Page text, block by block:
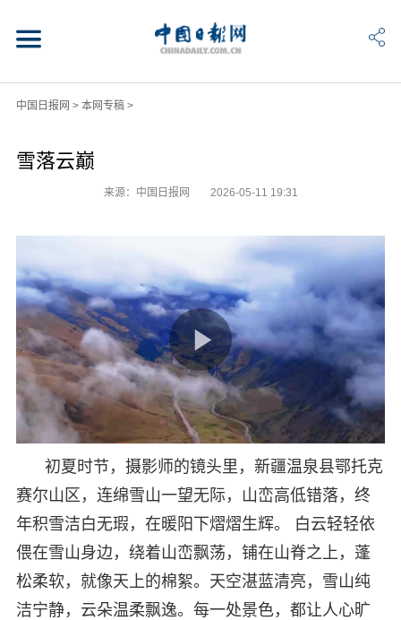
中国日报网 > 本网专稿>
雪落云巅
来源：中国日报网 2026-05-11 19:31
初夏时节，摄影师的镜头里，新疆温泉县鄂托克
赛尔山区，连绵雪山一望无际，山峦高低错落，终
年积雪洁白无瑕，在暖阳下熠熠生辉。 白云轻轻依
偎在雪山身边，绕着山峦飘荡，铺在山脊之上，蓬
松柔软，就像天上的棉絮。天空湛蓝清亮，雪山纯
洁宁静，云朵温柔飘逸。每一处景色，都让人心旷